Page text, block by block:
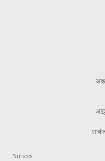
Notices